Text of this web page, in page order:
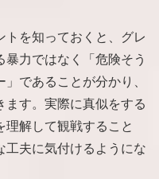
トを知っておくと、グレ
力ではなく「危険そう
であることが分かり、
ます。実際に真似をする
解して観戦すること
工夫に気付けるようにな